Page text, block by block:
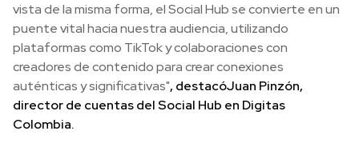
vista de la misma forma, el Social Hub se convierte en un
puente vital hacia nuestra audiencia, utilizando
plataformas como TikTok y colaboraciones con
creadores de contenido para crear conexiones
auténticas y significativas", destacóJuan Pinzón,
director de cuentas del Social Hub en Digitas
Colombia.